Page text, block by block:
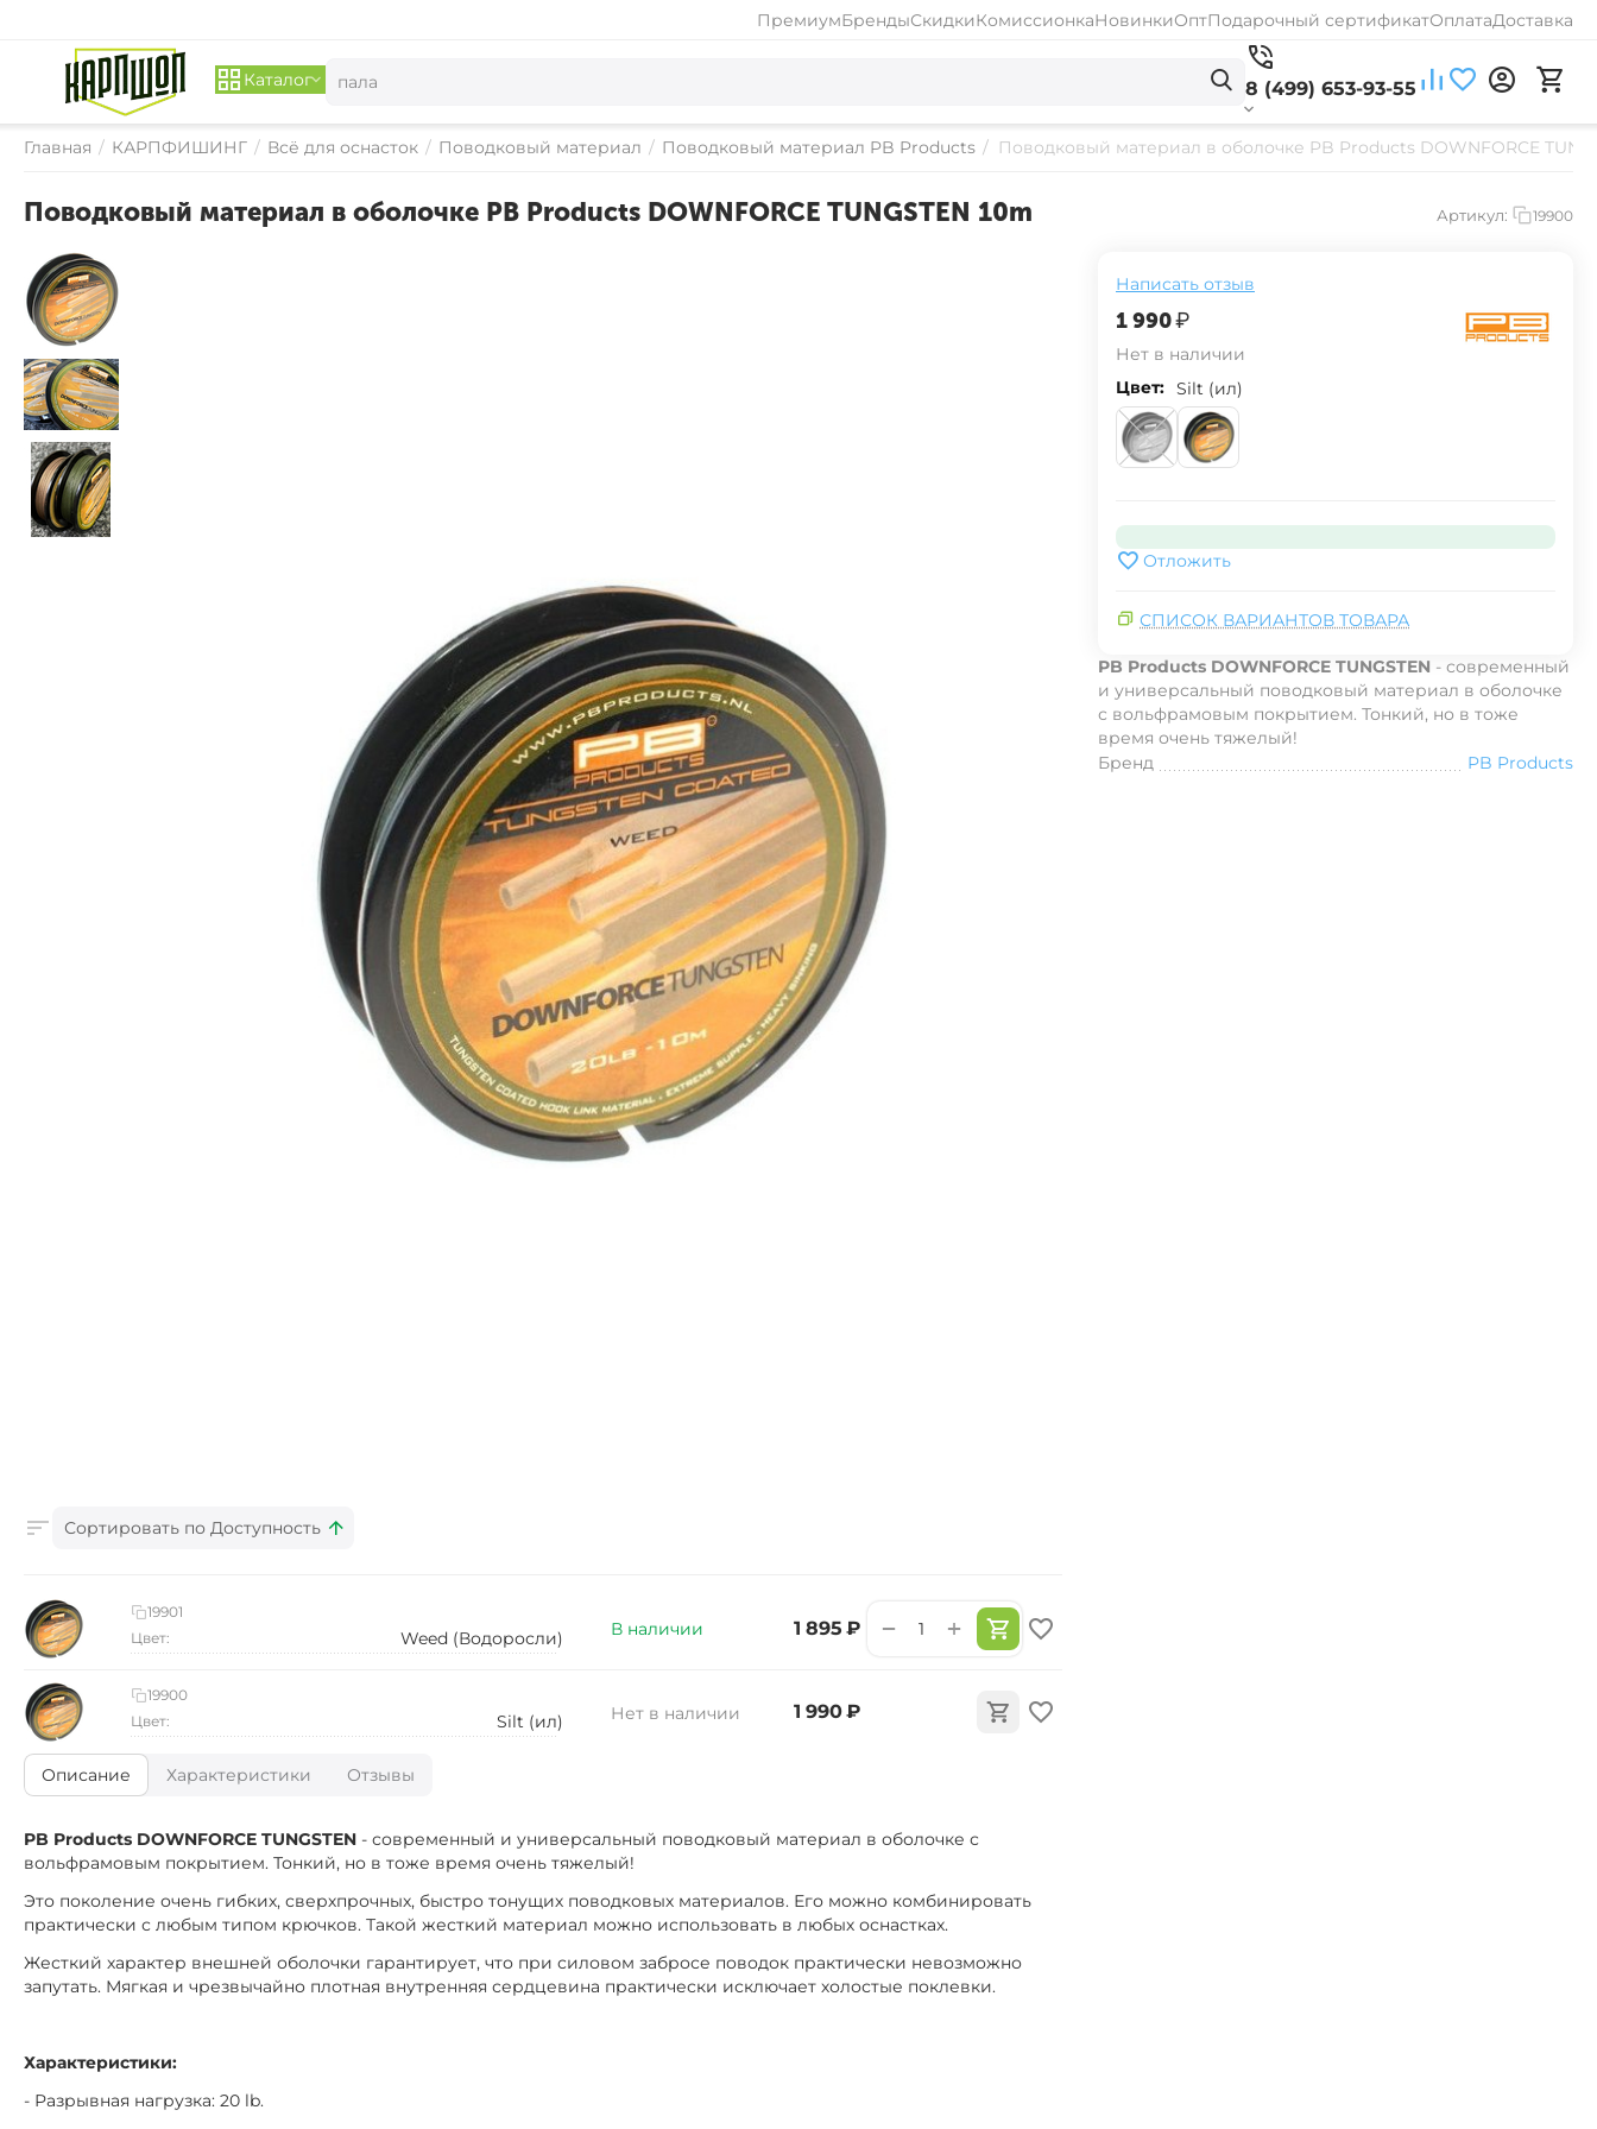
ПремиумБрендыСкидкиКомиссионкаНовинкиОптПодарочный сертификатОплатаДоставка
Каталог 8 (499) 653-93-55
Главная / КАРПФИШИНГ / Всё для оснасток / Поводковый материал / Поводковый материал PB Products / Поводковый материал в оболочке PB Products DOWNFORCE
Поводковый материал в оболочке PB Products DOWNFORCE TUNGSTEN 10m Артикул: 19900
Написать отзыв
‍1 990‍₽
Нет в наличии
Цвет: Silt (ил)
Отложить
СПИСОК ВАРИАНТОВ ТОВАРА
PB Products DOWNFORCE TUNGSTEN - современный
и универсальный поводковый материал в оболочке
с вольфрамовым покрытием. Тонкий, но в тоже
время очень тяжелый!
Бренд
PB Products
Сортировать по Доступность
В наличии ‍1 895‍ ₽ +
−
19901
Цвет:
Weed (Водоросли)
Нет в наличии ‍1 990‍ ₽
19900
Цвет:
Silt (ил)
Описание Характеристики Отзывы
PB Products DOWNFORCE TUNGSTEN - современный и универсальный поводковый материал в оболочке с
вольфрамовым покрытием. Тонкий, но в тоже время очень тяжелый!
Это поколение очень гибких, сверхпрочных, быстро тонущих поводковых материалов. Его можно комбинировать
практически с любым типом крючков. Такой жесткий материал можно использовать в любых оснастках.
Жесткий характер внешней оболочки гарантирует, что при силовом забросе поводок практически невозможно
запутать. Мягкая и чрезвычайно плотная внутренняя сердцевина практически исключает холостые поклевки.
Характеристики:
- Разрывная нагрузка: 20 lb.